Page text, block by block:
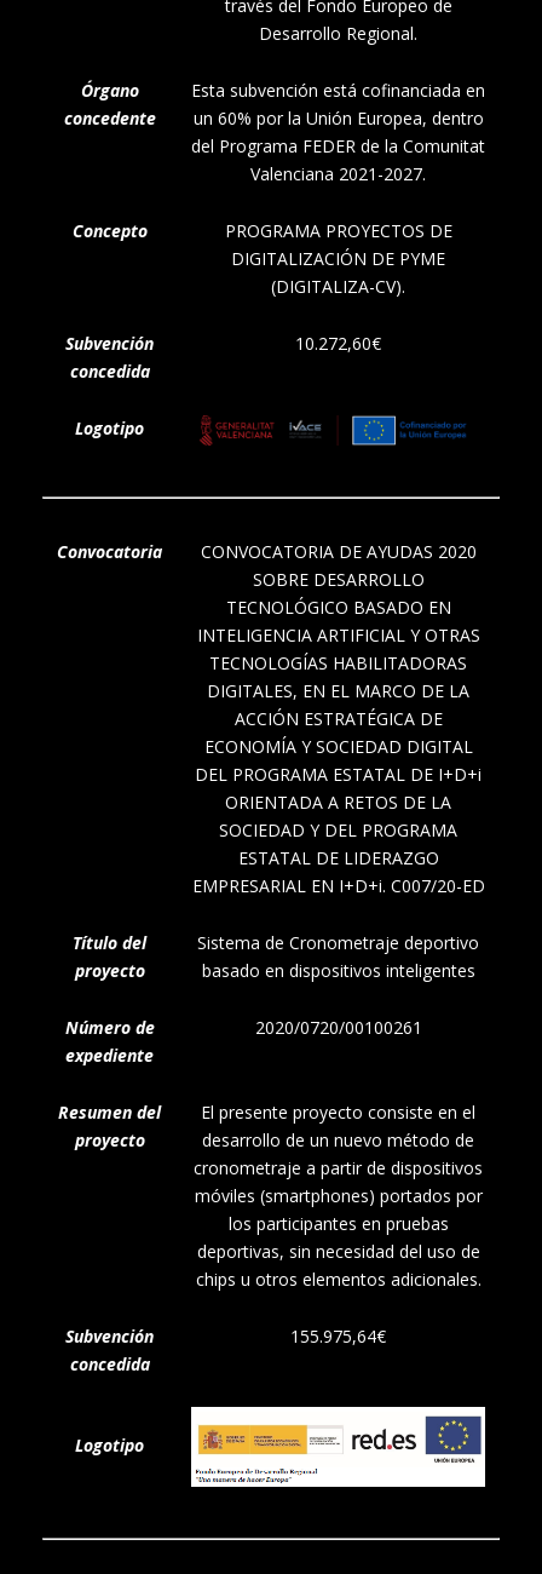
través del Fondo Europeo de
Desarrollo Regional.
Órgano
concedente
Esta subvención está cofinanciada en
un 60% por la Unión Europea, dentro
del Programa FEDER de la Comunitat
Valenciana 2021-2027.
Concepto
PROGRAMA PROYECTOS DE
DIGITALIZACIÓN DE PYME
(DIGITALIZA-CV).
Subvención
concedida
10.272,60€
Logotipo
Convocatoria
CONVOCATORIA DE AYUDAS 2020
SOBRE DESARROLLO
TECNOLÓGICO BASADO EN
INTELIGENCIA ARTIFICIAL Y OTRAS
TECNOLOGÍAS HABILITADORAS
DIGITALES, EN EL MARCO DE LA
ACCIÓN ESTRATÉGICA DE
ECONOMÍA Y SOCIEDAD DIGITAL
DEL PROGRAMA ESTATAL DE I+D+i
ORIENTADA A RETOS DE LA
SOCIEDAD Y DEL PROGRAMA
ESTATAL DE LIDERAZGO
EMPRESARIAL EN I+D+i. C007/20-ED
Título del
proyecto
Sistema de Cronometraje deportivo
basado en dispositivos inteligentes
Número de
expediente
2020/0720/00100261
Resumen del
proyecto
El presente proyecto consiste en el
desarrollo de un nuevo método de
cronometraje a partir de dispositivos
móviles (smartphones) portados por
los participantes en pruebas
deportivas, sin necesidad del uso de
chips u otros elementos adicionales.
Subvención
concedida
155.975,64€
Logotipo